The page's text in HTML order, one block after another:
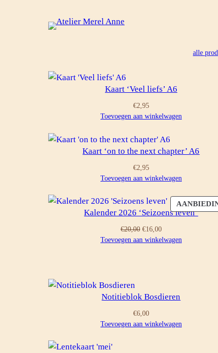
alle
Kaart ‘Veel liefs’ A6
€2,95
Toevoegen aan winkelwagen
Kaart ‘on to the next chapter’ A6
€2,95
Toevoegen aan winkelwagen
Kalender 2026 ‘Seizoens leven’
€20,00 Oorspronkelijke
prijs
€16,00Huidige
prijs
Toevoegen aan winkelwagen
Notitieblok Bosdieren
€6,00
Toevoegen aan winkelwagen